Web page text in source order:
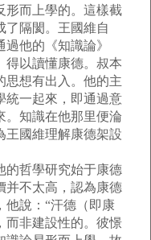
形而上學的。這樣截
了隔閡。王國維自
他的《知識論》
得以讀懂康德。叔本
思想有出入。他的主
統一起來，即通過意
。知識在他那里便淪
王國維理解康德架設
哲學研究始于康德
并不太高，認為康德
他說：“汗德（即康
而非建設性的。彼憬